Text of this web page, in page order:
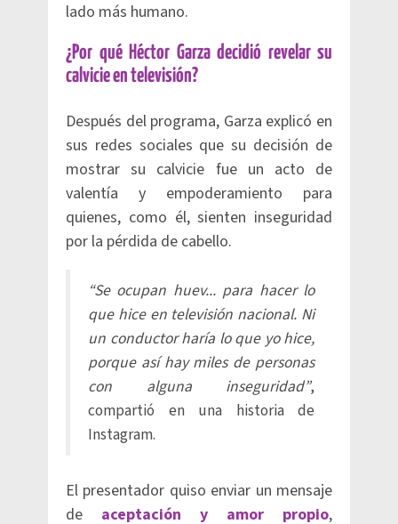
lado más humano.
¿Por qué Héctor Garza decidió revelar su
calvicie en televisión?
Después del programa, Garza explicó en
sus redes sociales que su decisión de
mostrar su calvicie fue un acto de
valentía y empoderamiento para
quienes, como él, sienten inseguridad
por la pérdida de cabello.
“Se ocupan huev... para hacer lo
que hice en televisión nacional. Ni
un conductor haría lo que yo hice,
porque así hay miles de personas
con alguna inseguridad”,
compartió en una historia de
Instagram.
El presentador quiso enviar un mensaje
de aceptación y amor propio,